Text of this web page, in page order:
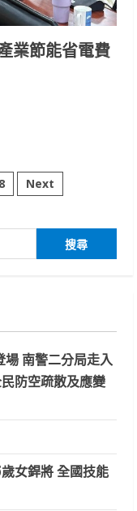
業節能省電費
8 Next
場 南警二分局走入
防空疏散及應變
女銲將 全國技能